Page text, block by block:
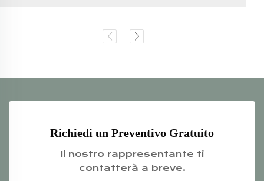
Richiedi un Preventivo Gratuito
Il nostro rappresentante ti
contatterà a breve.